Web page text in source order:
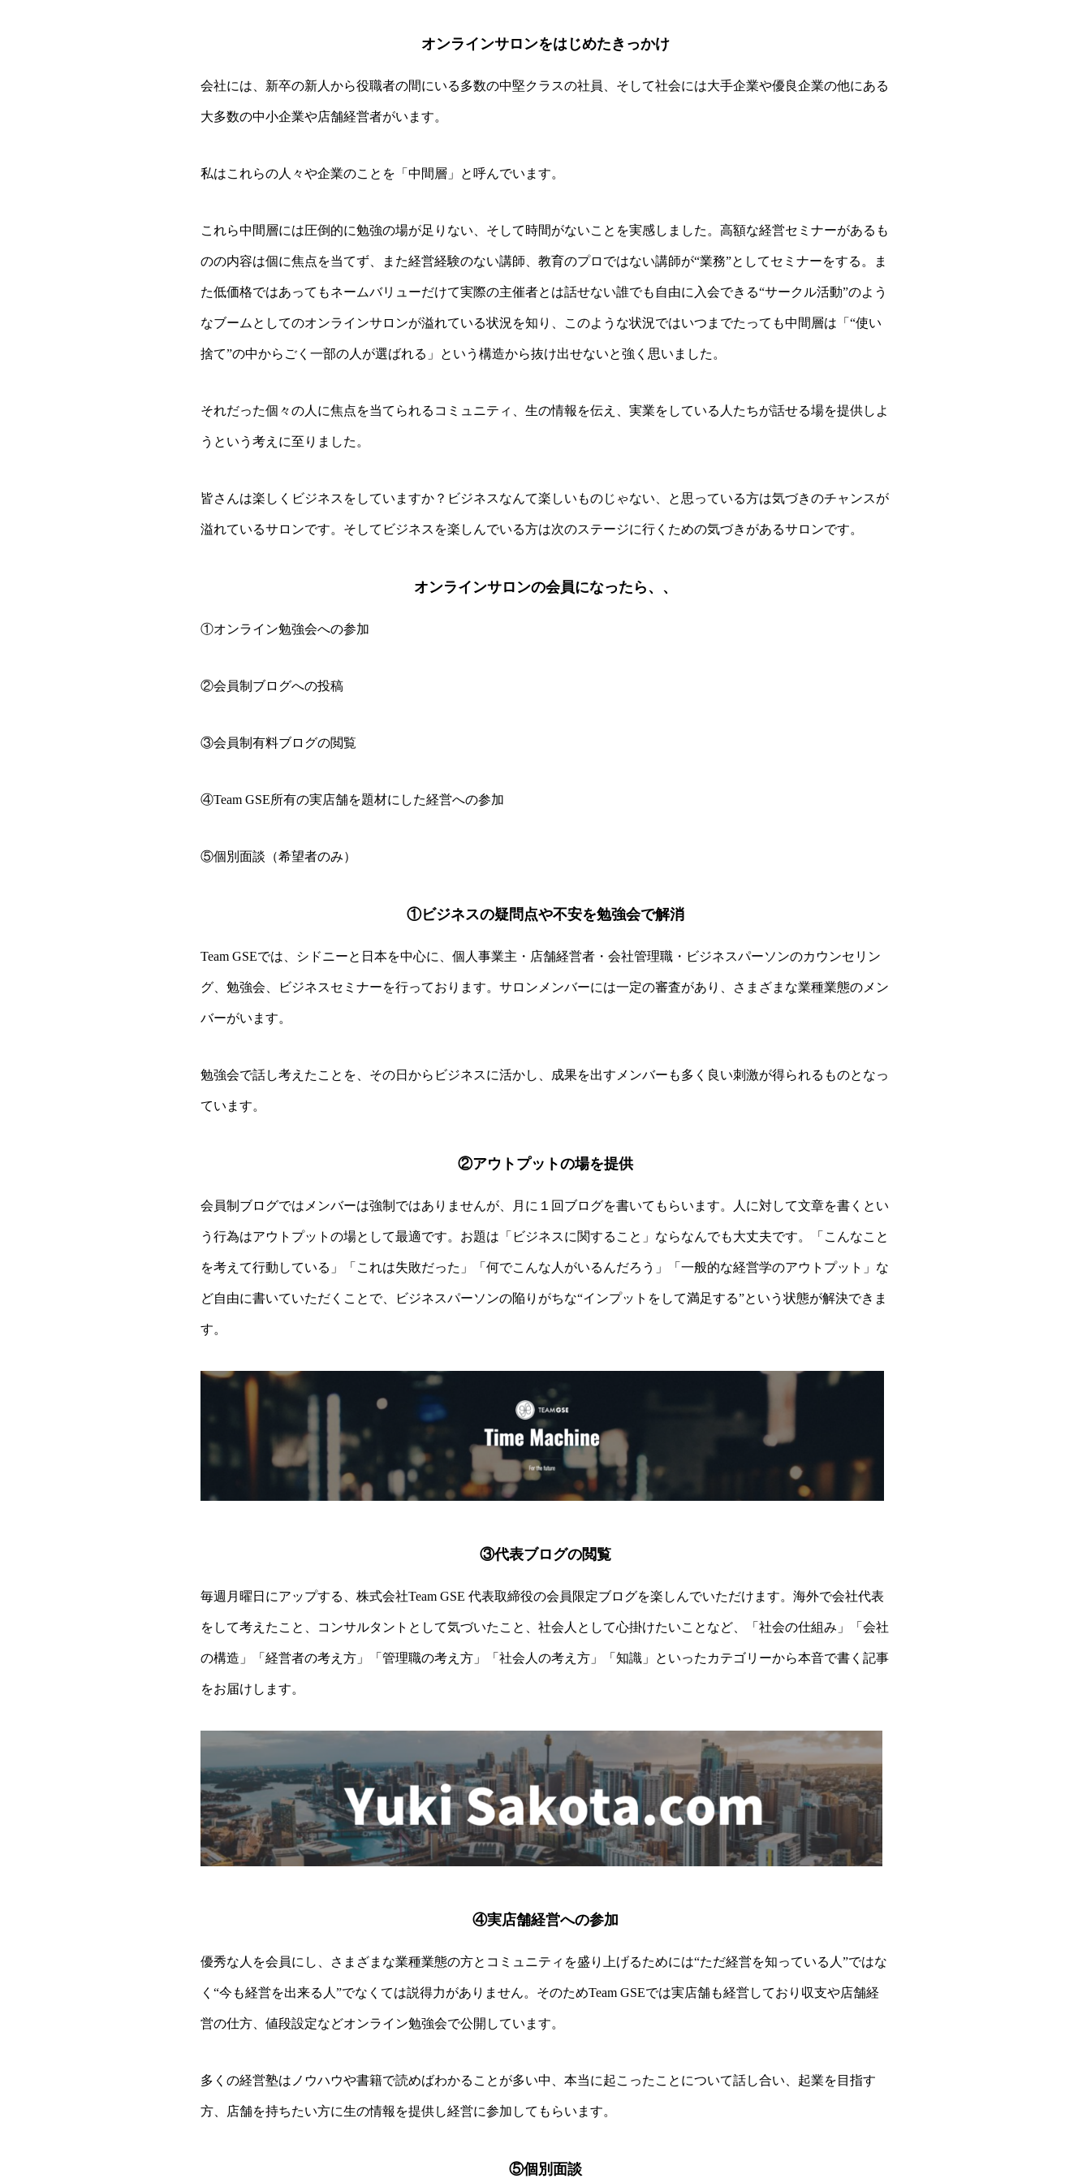
オンラインサロンをはじめたきっかけ
会社には、新卒の新人から役職者の間にいる多数の中堅クラスの社員、そして社会には大手企業や優良企業の他にある
大多数の中小企業や店舗経営者がいます。
私はこれらの人々や企業のことを「中間層」と呼んでいます。
これら中間層には圧倒的に勉強の場が足りない、そして時間がないことを実感しました。高額な経営セミナーがあるも
のの内容は個に焦点を当てず、また経営経験のない講師、教育のプロではない講師が“業務”としてセミナーをする。ま
た低価格ではあってもネームバリューだけて実際の主催者とは話せない誰でも自由に入会できる“サークル活動”のよう
なブームとしてのオンラインサロンが溢れている状況を知り、このような状況ではいつまでたっても中間層は「“使い
捨て”の中からごく一部の人が選ばれる」という構造から抜け出せないと強く思いました。
それだった個々の人に焦点を当てられるコミュニティ、生の情報を伝え、実業をしている人たちが話せる場を提供しよ
うという考えに至りました。
皆さんは楽しくビジネスをしていますか？ビジネスなんて楽しいものじゃない、と思っている方は気づきのチャンスが
溢れているサロンです。そしてビジネスを楽しんでいる方は次のステージに行くための気づきがあるサロンです。
オンラインサロンの会員になったら、、
①オンライン勉強会への参加
②会員制ブログへの投稿
③会員制有料ブログの閲覧
④Team GSE所有の実店舗を題材にした経営への参加
⑤個別面談（希望者のみ）
①ビジネスの疑問点や不安を勉強会で解消
Team GSEでは、シドニーと日本を中心に、個人事業主・店舗経営者・会社管理職・ビジネスパーソンのカウンセリン
グ、勉強会、ビジネスセミナーを行っております。サロンメンバーには一定の審査があり、さまざまな業種業態のメン
バーがいます。
勉強会で話し考えたことを、その日からビジネスに活かし、成果を出すメンバーも多く良い刺激が得られるものとなっ
ています。
②アウトプットの場を提供
会員制ブログではメンバーは強制ではありませんが、月に１回ブログを書いてもらいます。人に対して文章を書くとい
う行為はアウトプットの場として最適です。お題は「ビジネスに関すること」ならなんでも大丈夫です。「こんなこと
を考えて行動している」「これは失敗だった」「何でこんな人がいるんだろう」「一般的な経営学のアウトプット」な
ど自由に書いていただくことで、ビジネスパーソンの陥りがちな“インプットをして満足する”という状態が解決できま
す。
③代表ブログの閲覧
毎週月曜日にアップする、株式会社Team GSE 代表取締役の会員限定ブログを楽しんでいただけます。海外で会社代表
をして考えたこと、コンサルタントとして気づいたこと、社会人として心掛けたいことなど、「社会の仕組み」「会社
の構造」「経営者の考え方」「管理職の考え方」「社会人の考え方」「知識」といったカテゴリーから本音で書く記事
をお届けします。
④実店舗経営への参加
優秀な人を会員にし、さまざまな業種業態の方とコミュニティを盛り上げるためには“ただ経営を知っている人”ではな
く“今も経営を出来る人”でなくては説得力がありません。そのためTeam GSEでは実店舗も経営しており収支や店舗経
営の仕方、値段設定などオンライン勉強会で公開しています。
多くの経営塾はノウハウや書籍で読めばわかることが多い中、本当に起こったことについて話し合い、起業を目指す
方、店舗を持ちたい方に生の情報を提供し経営に参加してもらいます。
⑤個別面談